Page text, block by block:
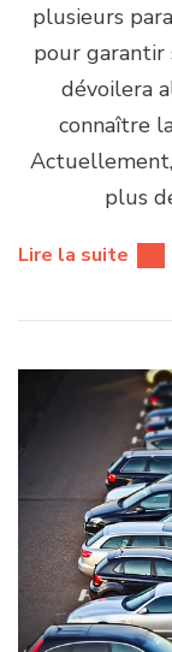
plusieurs
pour garantir
dévoilera
connaître
plus
Lire la suite